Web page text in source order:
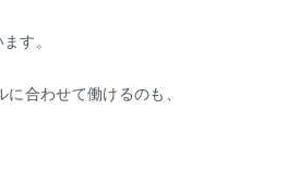
す。
合わせて働けるのも、